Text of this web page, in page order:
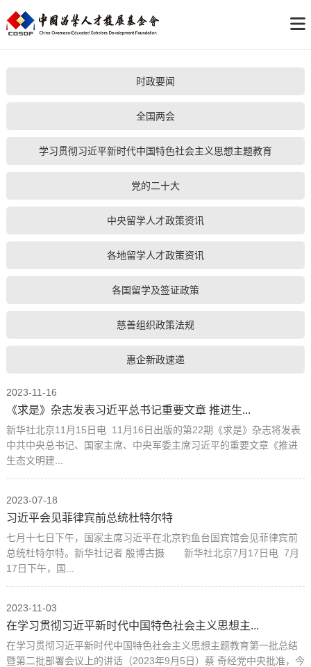
时政要闻
全国两会
学习贯彻习近平新时代中国特色社会主义思想主题教育
党的二十大
中央留学人才政策资讯
各地留学人才政策资讯
各国留学及签证政策
慈善组织政策法规
惠企新政速递
2023-11-16
《求是》杂志发表习近平总书记重要文章 推进生...
新华社北京11月15日电 11月16日出版的第22期《求是》杂志将发表
中共中央总书记、国家主席、中央军委主席习近平的重要文章《推进
生态文明建...
2023-07-18
习近平会见菲律宾前总统杜特尔特
七月十七日下午，国家主席习近平在北京钓鱼台国宾馆会见菲律宾前
总统杜特尔特。新华社记者 殷博古摄 新华社北京7月17日电 7月
17日下午，国...
2023-11-03
在学习贯彻习近平新时代中国特色社会主义思想主...
在学习贯彻习近平新时代中国特色社会主义思想主题教育第一批总结
暨第二批部署会议上的讲话（2023年9月5日）蔡 奇经党中央批准，今